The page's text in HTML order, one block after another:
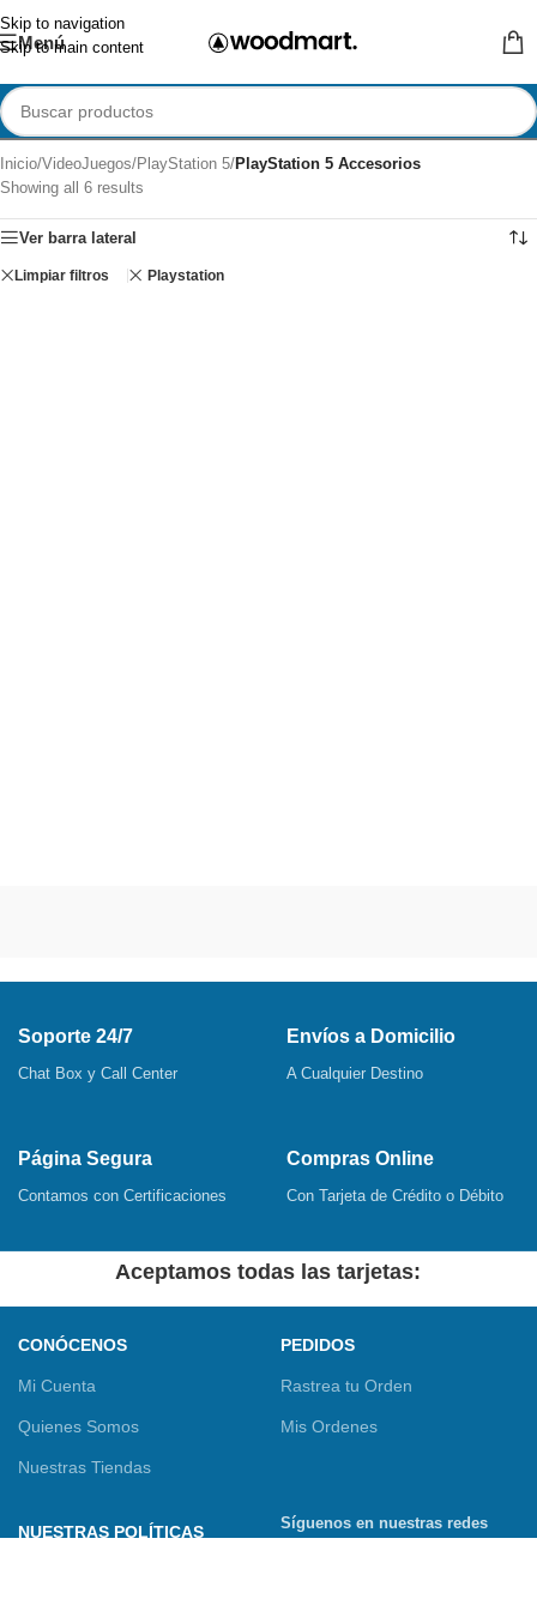
Skip to navigation
Skip to main content
Menú
Inicio/VideoJuegos/PlayStation 5/PlayStation 5 Accesorios
Showing all 6 results
Ver barra lateral
Limpiar filtros Playstation
Soporte 24/7
Chat Box y Call Center
Envíos a Domicilio
A Cualquier Destino
Página Segura
Contamos con Certificaciones
Compras Online
Con Tarjeta de Crédito o Débito
Aceptamos todas las tarjetas:
CONÓCENOS
Mi Cuenta
Quienes Somos
Nuestras Tiendas
PEDIDOS
Rastrea tu Orden
Mis Ordenes
NUESTRAS POLÍTICAS
Síguenos en nuestras redes